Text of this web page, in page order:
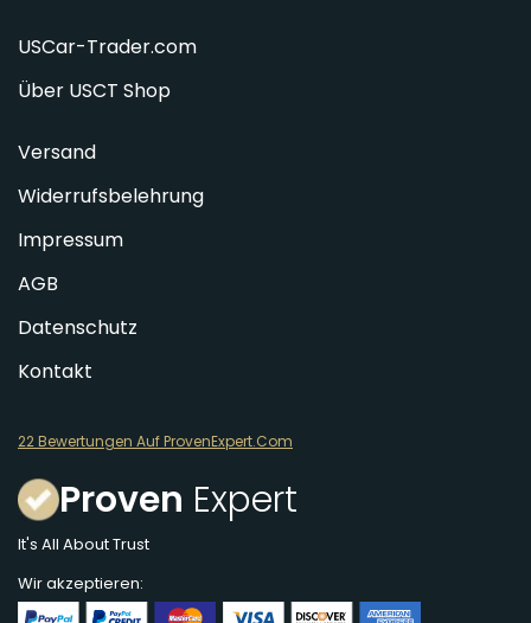
USCar-Trader.com
Über USCT Shop
Versand
Widerrufsbelehrung
Impressum
AGB
Datenschutz
Kontakt
22 Bewertungen Auf ProvenExpert.Com
Proven Expert
It's All About Trust
Wir akzeptieren: